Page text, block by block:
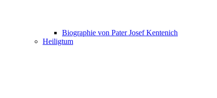
Biographie von Pater Josef Kentenich
Heiligtum